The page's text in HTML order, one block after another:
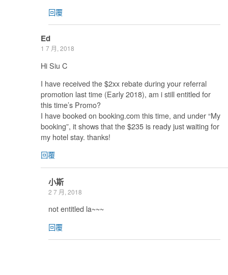
回覆
Ed
1 7 月, 2018
Hi Siu C
I have received the $2xx rebate during your referral
promotion last time (Early 2018), am i still entitled for
this time’s Promo?
I have booked on booking.com this time, and under “My
booking”, it shows that the $235 is ready just waiting for
my hotel stay. thanks!
回覆
小斯
2 7 月, 2018
not entitled la~~~
回覆